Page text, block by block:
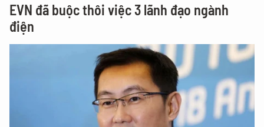
EVN đã buộc thôi việc 3 lãnh đạo ngành
điện